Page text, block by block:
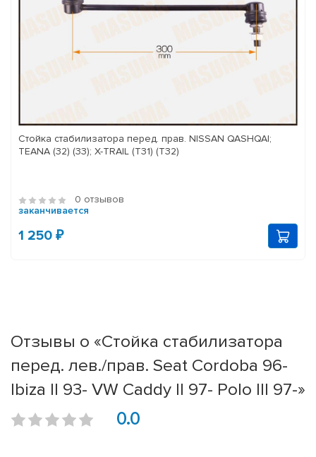
Стойка стабилизатора перед. прав. NISSAN QASHQAI;
TEANA (32) (33); X-TRAIL (T31) (T32)
0 отзывов
заканчивается
1 250 ₽
Отзывы о «Стойка стабилизатора
перед. лев./прав. Seat Cordoba 96-
Ibiza II 93- VW Caddy II 97- Polo III 97-»
0.0